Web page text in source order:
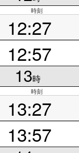
時刻
12:27
12:57
13時
時刻
13:27
13:57